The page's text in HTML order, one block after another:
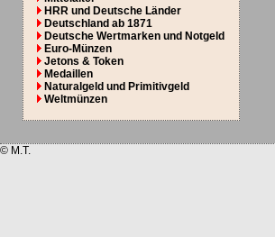
HRR und Deutsche Länder
Deutschland ab 1871
Deutsche Wertmarken und Notgeld
Euro-Münzen
Jetons & Token
Medaillen
Naturalgeld und Primitivgeld
Weltmünzen
© M.T.